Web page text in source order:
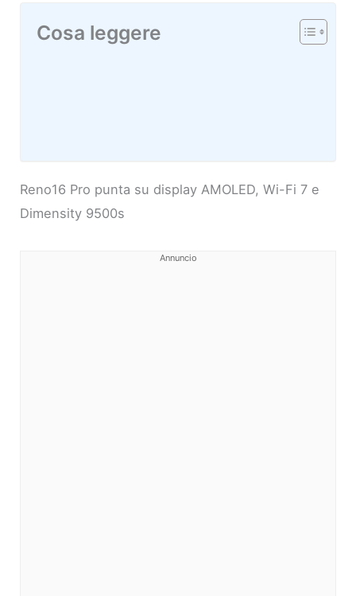
Cosa leggere
Reno16 Pro punta su display AMOLED, Wi-Fi 7 e
Dimensity 9500s
Annuncio